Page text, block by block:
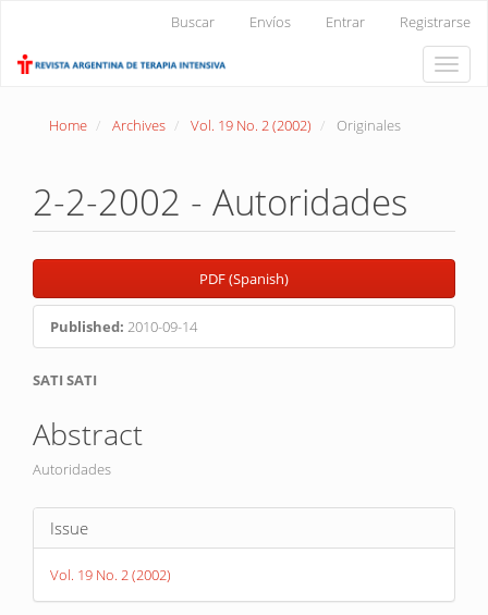
Content
Buscar Envíos Entrar Registrarse
Toggle
Home Archives Vol. 19 No. 2 (2002) Originales
2-2-2002 - Autoridades
Article
Sidebar
PDF (Spanish)
Published: 2010-09-14
Main
Article
Content
SATI SATI
Abstract
Autoridades
Article
Details
Issue
Vol. 19 No. 2 (2002)